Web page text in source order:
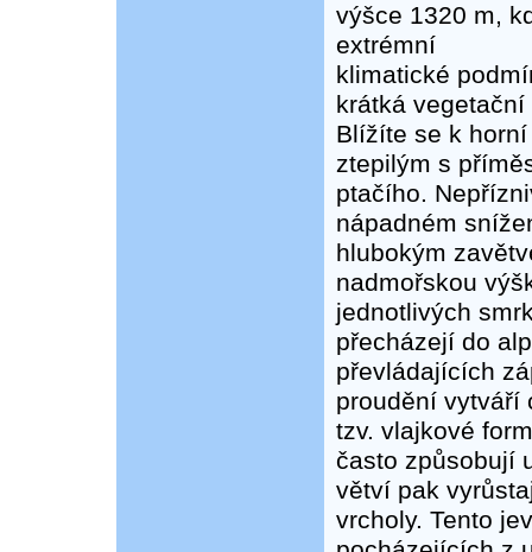
výšce 1320 m,
extrémní
klimatické
krátká vegetační
Blížíte se k
ztepilým s
ptačího.
nápadném
hlubokým
nadmořskou
jednotlivých
přecházejí do
převládajících
proudění vytváří
tzv. vlajkové
často způsobují
větví pak
vrcholy. Tento